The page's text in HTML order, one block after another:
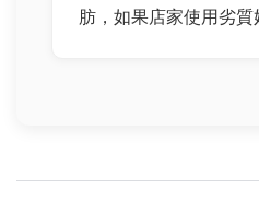
肪，如果店家使用劣質